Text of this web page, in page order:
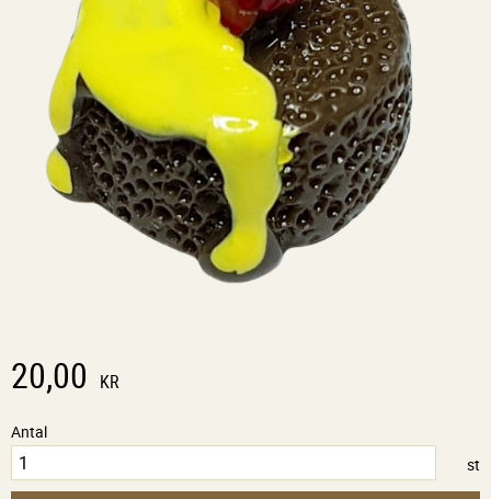
20,00 KR
Antal
st